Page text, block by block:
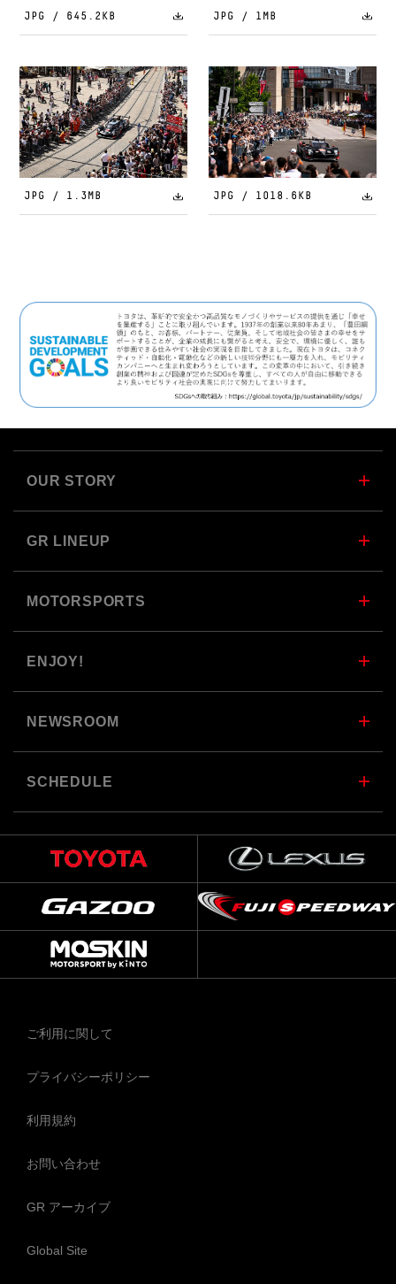
JPG / 645.2KB JPG / 1MB
JPG / 1.3MB JPG / 1018.6KB
OUR STORY
GR LINEUP
MOTORSPORTS
ENJOY!
NEWSROOM
SCHEDULE
ご利用に関して
プライバシーポリシー
利用規約
お問い合わせ
GR アーカイブ
Global Site